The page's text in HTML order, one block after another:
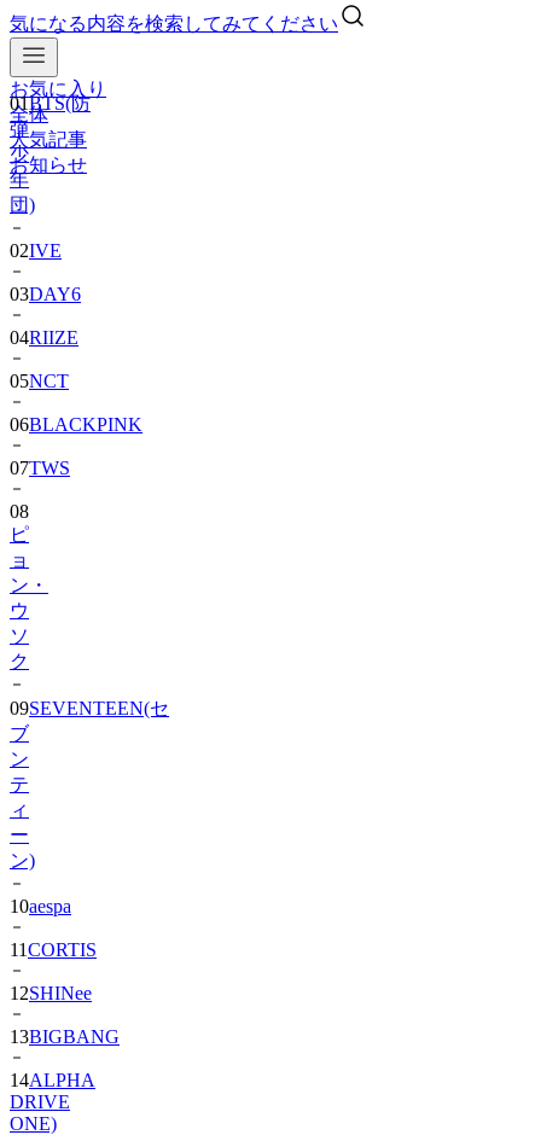
気になる内容を検索してみてください
お気に入り
全体
人気記事
お知らせ
01BTS(防
弾
少
年
団)
02IVE
03DAY6
04RIIZE
05NCT
06BLACKPINK
07TWS
08
ピ
ョ
ン・
ウ
ソ
ク
09SEVENTEEN(セ
ブ
ン
テ
ィ
ー
ン)
10aespa
11CORTIS
12SHINee
13BIGBANG
14ALPHA
DRIVE
ONE)